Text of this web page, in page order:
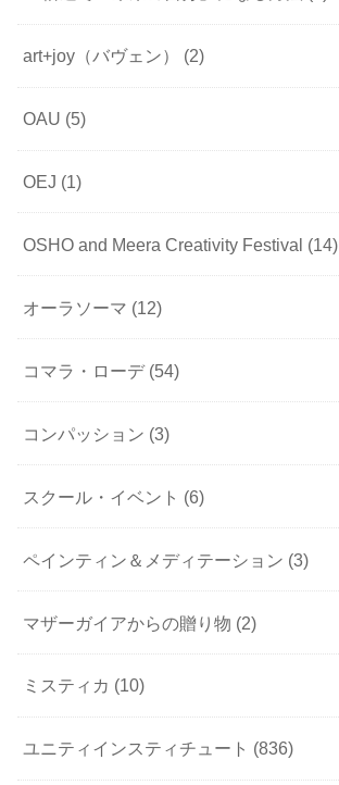
art+joy（バヴェン） (2)
OAU (5)
OEJ (1)
OSHO and Meera Creativity Festival (14)
オーラソーマ (12)
コマラ・ローデ (54)
コンパッション (3)
スクール・イベント (6)
ペインティン＆メディテーション (3)
マザーガイアからの贈り物 (2)
ミスティカ (10)
ユニティインスティチュート (836)